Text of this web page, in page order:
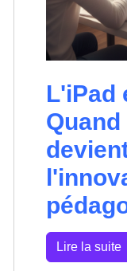
L'iPad
Lire la suite